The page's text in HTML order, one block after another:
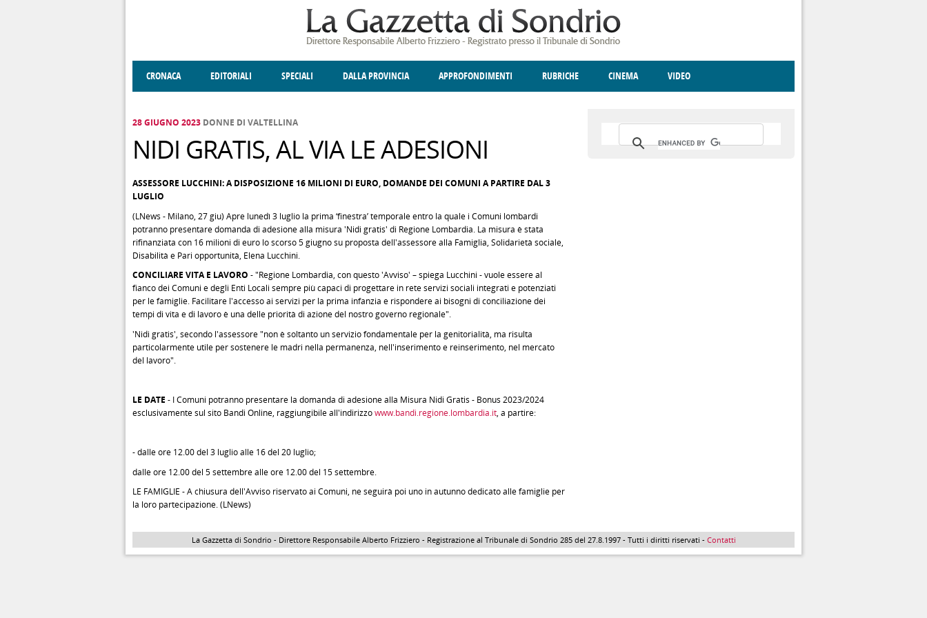
CRONACA EDITORIALI SPECIALI DALLA PROVINCIA APPROFONDIMENTI RUBRICHE CINEMA VIDEO
28 GIUGNO 2023 DONNE DI VALTELLINA
NIDI GRATIS, AL VIA LE ADESIONI
ASSESSORE LUCCHINI: A DISPOSIZIONE 16 MILIONI DI EURO, DOMANDE DEI COMUNI A PARTIRE DAL 3
LUGLIO
(LNews - Milano, 27 giu) Apre lunedì 3 luglio la prima ‘finestra’ temporale entro la quale i Comuni lombardi
potranno presentare domanda di adesione alla misura 'Nidi gratis' di Regione Lombardia. La misura è stata
rifinanziata con 16 milioni di euro lo scorso 5 giugno su proposta dell'assessore alla Famiglia, Solidarietà sociale,
Disabilità e Pari opportunità, Elena Lucchini.
CONCILIARE VITA E LAVORO - "Regione Lombardia, con questo 'Avviso' – spiega Lucchini - vuole essere al
fianco dei Comuni e degli Enti Locali sempre più capaci di progettare in rete servizi sociali integrati e potenziati
per le famiglie. Facilitare l'accesso ai servizi per la prima infanzia e rispondere ai bisogni di conciliazione dei
tempi di vita e di lavoro è una delle priorità di azione del nostro governo regionale".
'Nidi gratis', secondo l'assessore "non è soltanto un servizio fondamentale per la genitorialità, ma risulta
particolarmente utile per sostenere le madri nella permanenza, nell'inserimento e reinserimento, nel mercato
del lavoro".
LE DATE - I Comuni potranno presentare la domanda di adesione alla Misura Nidi Gratis - Bonus 2023/2024
esclusivamente sul sito Bandi Online, raggiungibile all'indirizzowww.bandi.regione.lombardia.it, a partire:
- dalle ore 12.00 del 3 luglio alle 16 del 20 luglio;
dalle ore 12.00 del 5 settembre alle ore 12.00 del 15 settembre.
LE FAMIGLIE - A chiusura dell'Avviso riservato ai Comuni, ne seguirà poi uno in autunno dedicato alle famiglie per
la loro partecipazione. (LNews)
La Gazzetta di Sondrio - Direttore Responsabile Alberto Frizziero - Registrazione al Tribunale di Sondrio 285 del 27.8.1997 - Tutti i diritti riservati - Contatti